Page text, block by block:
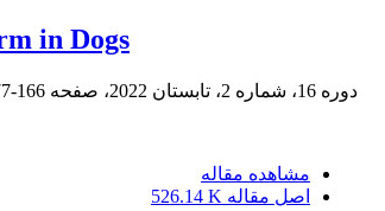
in Dogs
دوره 16، شماره 2، تابستان 2022، صفحه 166-177
مشاهده مقاله
اصل مقاله 526.14 K